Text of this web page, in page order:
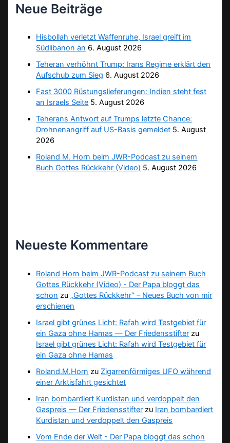
Neue Beiträge
Hisbollah verletzt Waffenruhe, Israel greift im
Südlibanon an 6. August 2026
Teheran verhöhnt Trump: Irans Regime erklärt den
Aufschub zum Sieg 6. August 2026
Fast 3000 Rüstungslieferungen: Indien steht fest
an Israels Seite 5. August 2026
Teherans Antwort auf Trumps letzte Chance:
Drohnenangriff auf US-Basis gemeldet 5. August
2026
Roland M. Horn beim JWR-Podcast zu seinem
Buch Gottes Rückkehr (Video) 5. August 2026
Neueste Kommentare
Roland Horn beim JWR-Podcast zu seinem Buch
Gottes Rückkehr (Video) - Der Papa bloggt das
schon zu „Gottes Rückkehr“ – Neues Buch von mir
erschienen
Israel gibt grünes Licht: Rafah wird Testgebiet für
ein Gaza ohne Hamas — Der Friedensstifter zu
Israel gibt grünes Licht: Rafah wird Testgebiet für
ein Gaza ohne Hamas
Roland.M.Horn zu Zigarrenförmiges UFO während
einer Arktisfahrt gesichtet
Iran bombardiert Kurdistan und verdoppelt den
Gaspreis — Der Friedensstifter zu Iran bombardiert
Kurdistan und verdoppelt den Gaspreis
Vom Ende der Welt - Der Papa bloggt das schon